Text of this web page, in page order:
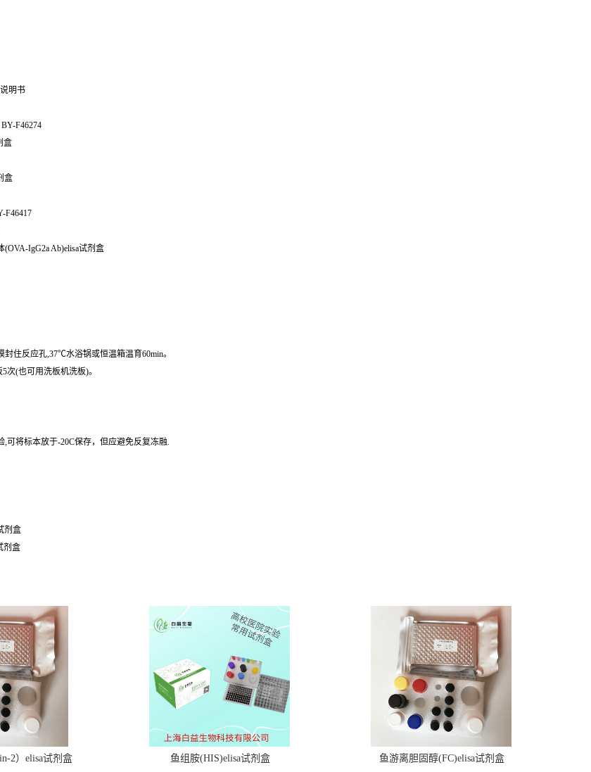
明书
F46274
盒
盒
F46417
(OVA-IgG2a Ab)elisa试剂盒
住反应孔,37℃水浴锅或恒温箱温育60min。
次(也可用洗板机洗板)。
可将标本放于-20C保存，但应避免反复冻融.
剂盒
剂盒
2）elisa试剂盒 鱼组胺(HIS)elisa试剂盒 鱼游离胆固醇(FC)elisa试剂盒